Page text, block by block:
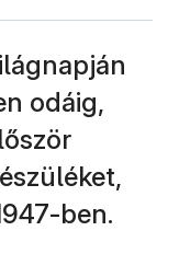
odáig,
ben.